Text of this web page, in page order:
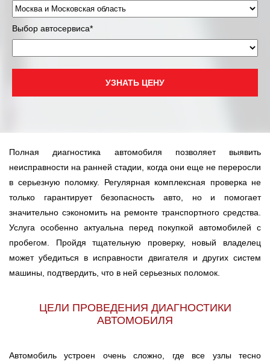
Новосибирск
Одинцово
Петрозаводск
Ростов-на-Дону
Самара
Саратов
Солнцево
Выбор автосервиса*
УЗНАТЬ ЦЕНУ
Полная диагностика автомобиля позволяет выявить
неисправности на ранней стадии, когда они еще не переросли
в серьезную поломку. Регулярная комплексная проверка не
только гарантирует безопасность авто, но и помогает
значительно сэкономить на ремонте транспортного средства.
Услуга особенно актуальна перед покупкой автомобилей с
пробегом. Пройдя тщательную проверку, новый владелец
может убедиться в исправности двигателя и других систем
машины, подтвердить, что в ней серьезных поломок.
ЦЕЛИ ПРОВЕДЕНИЯ ДИАГНОСТИКИ
АВТОМОБИЛЯ
Автомобиль устроен очень сложно, где все узлы тесно